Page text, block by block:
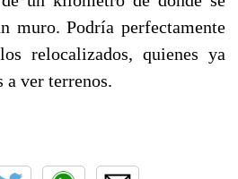
muro. Podría perfectamente
relocalizados, quienes ya
a ver terrenos.